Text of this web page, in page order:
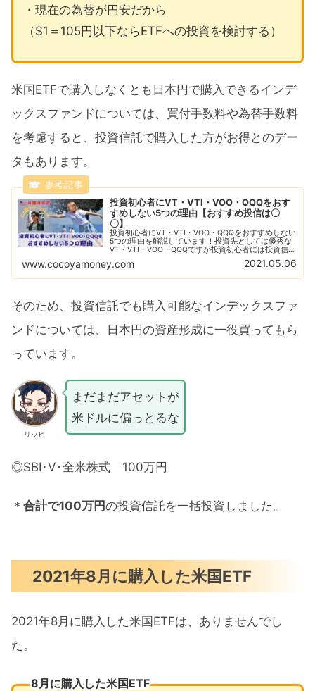
・現在の為替が円安だから
（$1＝105円以下ならETFへの投資を検討する）
米国ETFで購入しなくとも日本円で購入できるインデ
ックスファンドについては、買付手数料や為替手数料
を考慮すると、投資信託で購入した方がお得とのデー
タもあります。
投資初心者にVT・VTI・VOO・QQQをおす
すめしない5つの理由【おすすめ投信は〇
〇】
投資初心者にVT・VTI・VOO・QQQをおすすめしない
5つの理由を解説しています！投資先としては優秀な
VT・VTI・VOO・QQQですが投資初心者には投資信託
がすすめ！投資初心者にとっておすすめな投資信託の
紹介とその理由の解説をしています！
www.cocoyamoney.com 2021.05.06
そのため、投資信託でも購入可能なインデックスファ
ンドについては、日本円の資産形成に一役買ってもら
っています。
リッヒ
まだまだアセットが
米ドルに偏っとるな
◎SBI･V･全米株式 100万円
＊ 合計で100万円の投資信託を一括投資しました。
2021年8月に購入した米国ETF
2021年8月に購入した米国ETFは、ありませんでし
た。
8月に購入した米国ETF